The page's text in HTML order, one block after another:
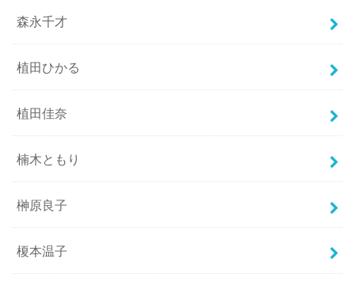
森永千才
植田ひかる
植田佳奈
楠木ともり
榊原良子
榎本温子